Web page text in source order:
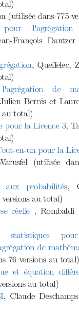
(utilisée dans 775
pour
François
, Queffelec,
de
Bernis et
au total)
pour la Licence 3,
en-un pour la
(utilisée
probabilités,
au total)
réelle , Rombaldi
statistiques
de
76 versions au total)
et équation
au total)
, Claude